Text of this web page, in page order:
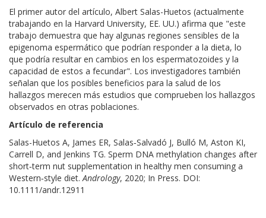
El primer autor del artículo, Albert Salas-Huetos (actualmente
trabajando en la Harvard University, EE. UU.) afirma que "este
trabajo demuestra que hay algunas regiones sensibles de la
epigenoma espermático que podrían responder a la dieta, lo
que podría resultar en cambios en los espermatozoides y la
capacidad de estos a fecundar". Los investigadores también
señalan que los posibles beneficios para la salud de los
hallazgos merecen más estudios que comprueben los hallazgos
observados en otras poblaciones.
Artículo de referencia
Salas-Huetos A, James ER, Salas‐Salvadó J, Bulló M, Aston KI,
Carrell D, and Jenkins TG. Sperm DNA methylation changes after
short‐term nut supplementation in healthy men consuming a
Western‐style diet.Andrology, 2020; In Press. DOI:
10.1111/andr.12911